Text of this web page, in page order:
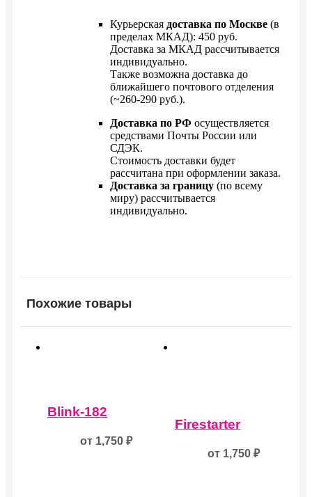
Курьерская доставка по Москве (в
пределах МКАД): 450 руб.
Доставка за МКАД рассчитывается
индивидуально.
Также возможна доставка до
ближайшего почтового отделения
(~260-290 руб.).
Доставка по РФ осуществляется
средствами Почты России или
СДЭК.
Стоимость доставки будет
рассчитана при оформлении заказа.
Доставка за границу (по всему
миру) рассчитывается
индивидуально.
Похожие товары
товар
имеет
несколько
вариаций.
Blink-182
от 1,750 ₽
товар
имеет
несколько
вариаций.
Firestarter
от 1,750₽